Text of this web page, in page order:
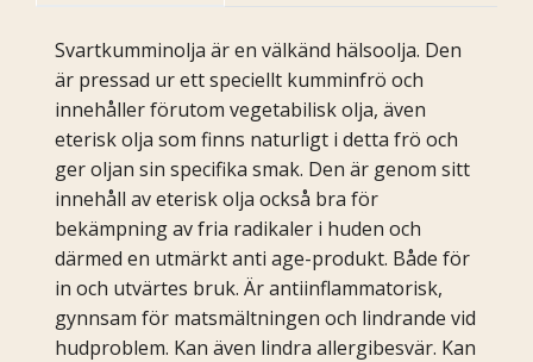
Svartkumminolja är en välkänd hälsoolja. Den
är pressad ur ett speciellt kumminfrö och
innehåller förutom vegetabilisk olja, även
eterisk olja som finns naturligt i detta frö och
ger oljan sin specifika smak. Den är genom sitt
innehåll av eterisk olja också bra för
bekämpning av fria radikaler i huden och
därmed en utmärkt anti age-produkt. Både för
in och utvärtes bruk. Är antiinflammatorisk,
gynnsam för matsmältningen och lindrande vid
hudproblem. Kan även lindra allergibesvär. Kan